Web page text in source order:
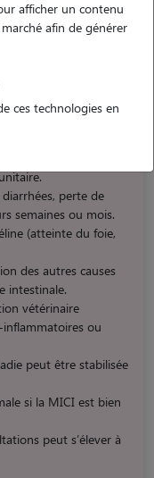
(parfois à vie) afin
du chat
perte de
semaines ou mois.
(atteinte du foie,
des autres causes
intestinale.
vétérinaire
inflammatoires ou
peut être stabilisée
si la MICI est bien
peut s’élever à
afficher un contenu
afin de générer
ces technologies en